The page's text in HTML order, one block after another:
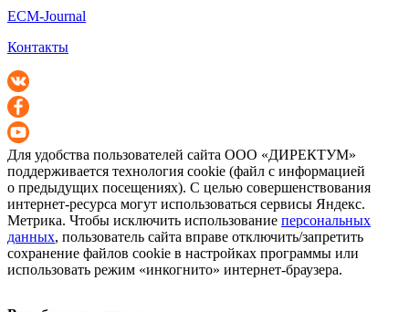
ECM-Journal
Контакты
Для удобства пользователей сайта ООО «ДИРЕКТУМ»
поддерживается технология cookie (файл с информацией
о предыдущих посещениях). С целью совершенствования
интернет-ресурса могут использоваться сервисы Яндекс.
Метрика. Чтобы исключить использование персональных
данных, пользователь сайта вправе отключить/запретить
сохранение файлов cookie в настройках программы или
использовать режим «инкогнито» интернет-браузера.